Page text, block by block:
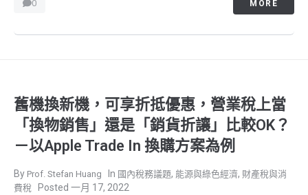
0 MORE
舊機換新機，可享折抵優惠，營業稅上當
「換物銷售」還是「銷貨折讓」比較OK？
－以Apple Trade In 換購方案為例
Prof. Stefan Huang 國內稅務議題, 能源與綠色經濟, 財產稅與消
費稅
一月 17, 2022